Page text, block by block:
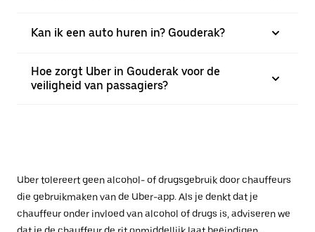
Kan ik een auto huren in? Gouderak?
Hoe zorgt Uber in Gouderak voor de
veiligheid van passagiers?
Uber tolereert geen alcohol- of drugsgebruik door chauffeurs
die gebruikmaken van de Uber-app. Als je denkt dat je
chauffeur onder invloed van alcohol of drugs is, adviseren we